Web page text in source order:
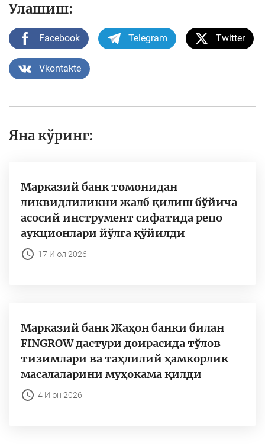
Улашиш:
Facebook Telegram Twitter
Vkontakte
Яна кўринг:
Марказий банк томонидан
ликвидлиликни жалб қилиш бўйича
асосий инструмент сифатида репо
аукционлари йўлга қўйилди
17 Июл 2026
Марказий банк Жаҳон банки билан
FINGROW дастури доирасида тўлов
тизимлари ва таҳлилий ҳамкорлик
масалаларини муҳокама қилди
4 Июн 2026